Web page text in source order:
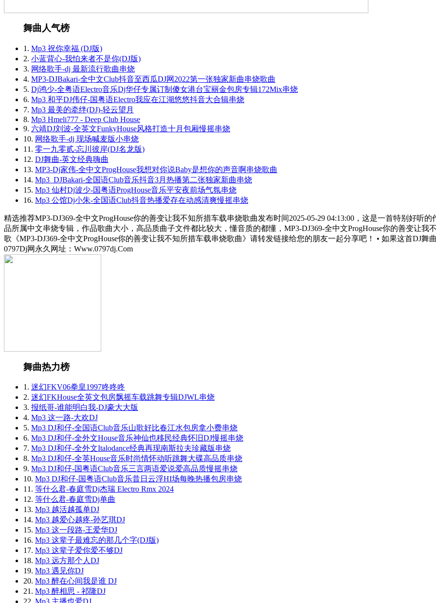
舞曲人气榜
1. Mp3 祝你幸福 (DJ版)
2. 小蓝背心-我怕来者不是你(DJ版)
3. 网络歌手-dj 最新流行歌曲串烧
4. MP3-DJBakari-全中文Club抖音至西瓜DJ网2022第一张独家新曲串烧歌曲
5. Dj鸿少-全粤语Electro音乐Dj华仔专属订制傻女港台宝丽金包房专辑172Mix串烧
6. Mp3 和平DJ伟仔-国粤语Electro我应在江湖悠悠抖音大合辑串烧
7. Mp3 最美的牵绊(DJ)-轻云望月
8. Mp3 Hmeli777 - Deep Club House
9. 六靖DJ刘波-全英文FunkyHouse风格打造十月包厢慢摇串烧
10. 网络歌手-dj 现场喊麦版小串烧
11. 零一九零贰-忘川彼岸(DJ名龙版)
12. DJ舞曲-英文经典嗨曲
13. MP3-Dj家伟-全中文ProgHouse我想对你说Baby是想你的声音啊串烧歌曲
14. Mp3_DJBakari-全国语Club音乐抖音3月热播第二张独家新曲串烧
15. Mp3 仙村Dj波少-国粤语ProgHouse音乐平安夜前场气氛串烧
16. Mp3 公馆Dj小朱-全国语Club抖音热播爱存在动感清爽慢摇串烧
精选推荐MP3-DJ369-全中文ProgHouse你的善变让我不知所措车载串烧歌曲发布时间2025-05-29 04:13:00，这是一首特别好听
品所属中文串烧专辑，作品歌曲大小，高品质曲子文件都比较大，懂音质的都懂，MP3-DJ369-全中文ProgHouse你的善变让
歌《MP3-DJ369-全中文ProgHouse你的善变让我不知所措车载串烧歌曲》请转发链接给您的朋友一起分享吧！ • 如果这首DJ舞
0797Dj网永久网址：Www.0797dj.Com
舞曲热力榜
1. 迷幻FKV06拳皇1997咚咚咚
2. 迷幻FKHouse全英文包房飘摇车载跳舞专辑DJWL串烧
3. 报纸哥-谁能明白我-DJ豪大大版
4. Mp3 这一路-大欢DJ
5. Mp3 DJ和仔-全国语Club音乐山歌好比春江水包房拿小费串烧
6. Mp3 DJ和仔-全外文House音乐神仙也移民经典怀旧DJ慢摇串烧
7. Mp3 DJ和仔-全外文Italodance经典再现南斯拉夫珍藏版串烧
8. Mp3 DJ和仔-全英House音乐时尚情怀动听跳舞大碟高品质串烧
9. Mp3 DJ和仔-国粤语Club音乐三言两语爱说爱高品质慢摇串烧
10. Mp3 DJ和仔-国粤语Club音乐昔日云浮HI场每晚热播包房串烧
11. 等什么君-春庭雪Dj杰瑞 Electro Rmx 2024
12. 等什么君-春庭雪Dj单曲
13. Mp3 越活越孤单DJ
14. Mp3 越爱心越疼-孙艺琪DJ
15. Mp3 这一段路-王爱华DJ
16. Mp3 这辈子最难忘的那几个字(DJ版)
17. Mp3 这辈子爱你爱不够DJ
18. Mp3 远方那个人DJ
19. Mp3 遇见你DJ
20. Mp3 醉在心间我是谁 DJ
21. Mp3 醉相思 - 祁隆DJ